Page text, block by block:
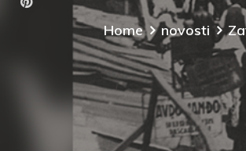
Home novosti